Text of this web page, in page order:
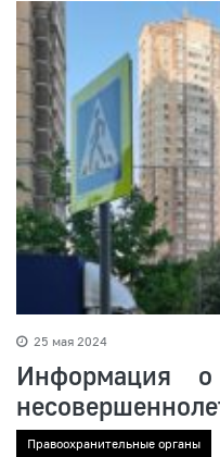
25 мая 2024
Информация
Правоохранительные органы